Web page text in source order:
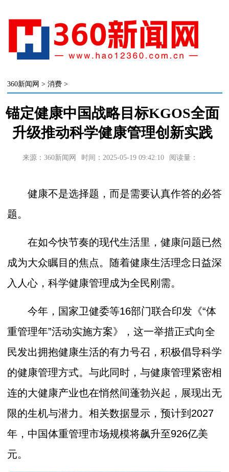
360新闻网 >消费 >
锚定健康中国战略目标KGOS全面
升级推动科学健康管理创新实践
来源：360新闻网 时间：2025-05-19 09:42:10 阅读量：
健康不是选择题，而是需要认真作答的必答
题。
在如今快节奏的现代生活里，健康问题已然
成为大众瞩目的焦点。随着健康生活理念日益深
入人心，科学健康管理成为全民刚需。
今年，国家卫健委等16部门联合印发《“体
重管理年”活动实施方案》，这一举措正式向全
民发出拥抱健康生活的有力号召，积极倡导科学
的健康管理方式。与此同时，与健康管理紧密相
连的大健康产业也在悄然间蓬勃兴起，展现出无
限的生机与潜力。相关数据显示，预计到2027
年，中国体重管理市场规模将飙升至926亿美
元。